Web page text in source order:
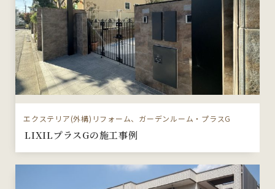
エクステリア(外構)リフォーム、ガーデンルーム・プラスG
LIXILプラスGの施工事例